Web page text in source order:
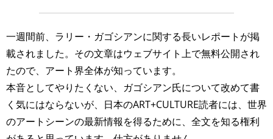
一週間前、ラリー・ガゴシアンに関する長いレポートが掲
載されました。その文章はウェブサイト上で無料公開され
たので、アート界全体が知っています。
本音としてやりたくない、ガゴシアン氏について改めて書
く気にはならないが、日本のART+CULTURE読者には、世界
のアートシーンの最新情報を得るために、全文を知る権利